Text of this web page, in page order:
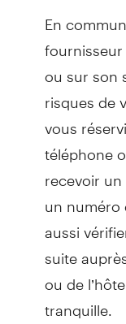
En
ou sur son
risques de
vous
téléphone
recevoir
un
aussi
suite
ou de
tranquille.